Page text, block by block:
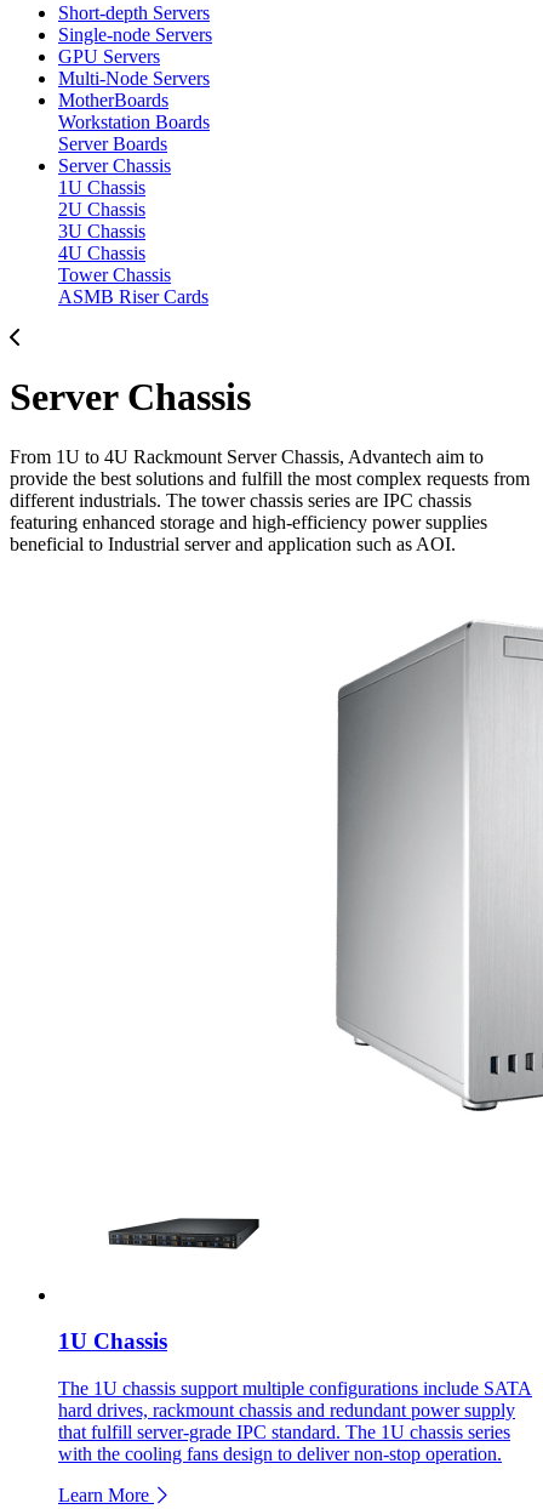
Short-depth Servers
Single-node Servers
GPU Servers
Multi-Node Servers
MotherBoards
Workstation Boards
Server Boards
Server Chassis
1U Chassis
2U Chassis
3U Chassis
4U Chassis
Tower Chassis
ASMB Riser Cards
Server Chassis
From 1U to 4U Rackmount Server Chassis, Advantech aim to
provide the best solutions and fulfill the most complex requests from
different industrials. The tower chassis series are IPC chassis
featuring enhanced storage and high-efficiency power supplies
beneficial to Industrial server and application such as AOI.
1U Chassis
The 1U chassis support multiple configurations include SATA
hard drives, rackmount chassis and redundant power supply
that fulfill server-grade IPC standard. The 1U chassis series
with the cooling fans design to deliver non-stop operation.
Learn More